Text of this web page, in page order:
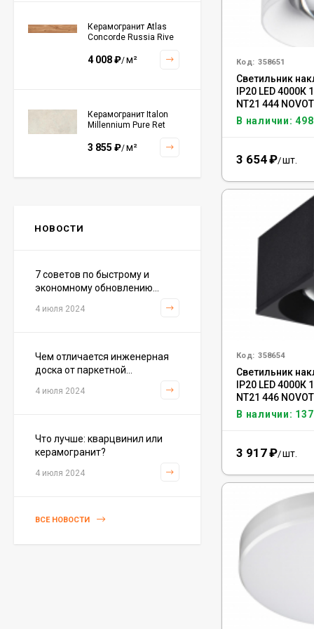
Код: 358651
Светильник
IP20 LED 4000К
NT21 444
В наличии:
3 654₽/шт.
Код: 358654
Светильник
IP20 LED 4000К
NT21 446
В наличии:
3 917₽/шт.
Керамогранит Atlas
Concorde Russia Rive
20x120, 610010002297
4 008₽/м²
Керамогранит Italon
Millennium Pure Ret
3 855 ₽/м²
Керамогранит Italon
60x60, 610010002676
Керамогранит Italon
Charme Extra Silver Ret
Charme Evo Imperiale
НОВОСТИ
7 советов по быстрому и
экономному обновлению...
4 июля 2024
Чем отличается инженерная
доска от паркетной...
4 июля 2024
Что лучше: кварцвинил или
керамогранит?
4 июля 2024
ВСЕ НОВОСТИ